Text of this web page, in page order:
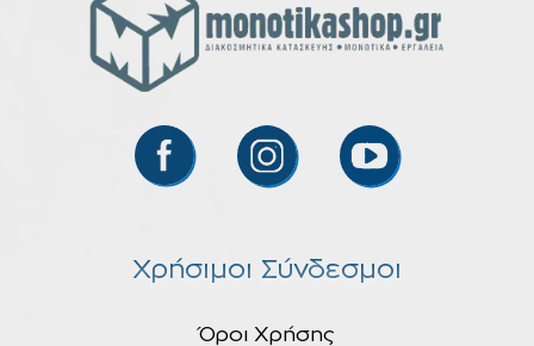
Χρήσιμοι Σύνδεσμοι
Όροι Χρήσης